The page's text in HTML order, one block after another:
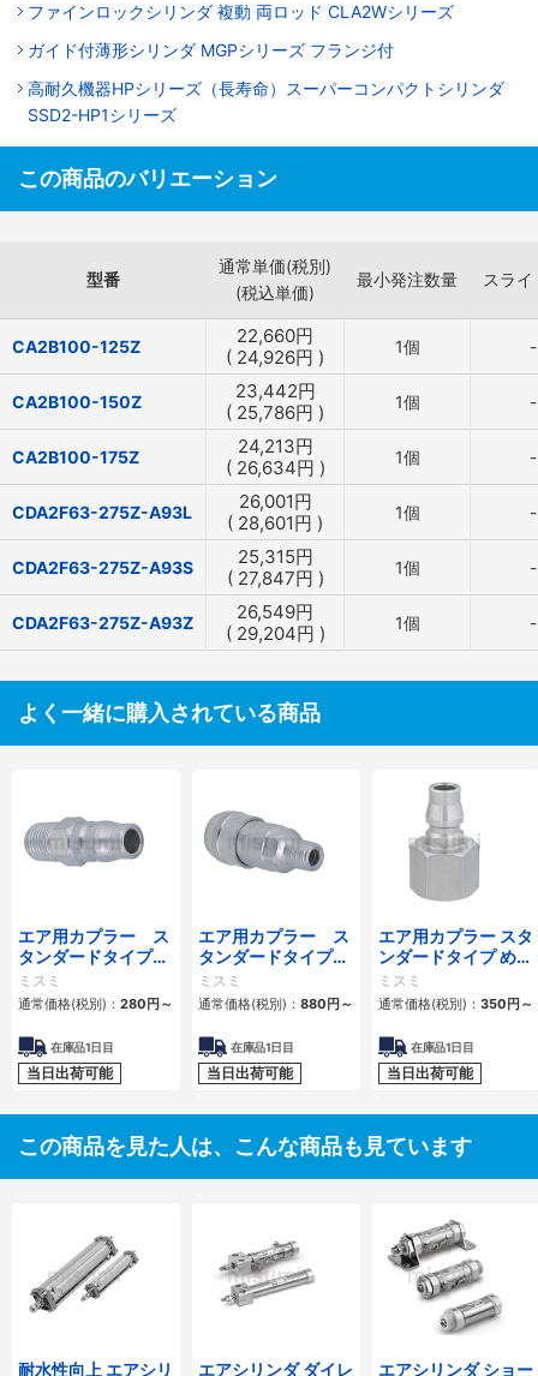
ファインロックシリンダ 複動 両ロッド CLA2Wシリーズ
ガイド付薄形シリンダ MGPシリーズ フランジ付
高耐久機器HPシリーズ（長寿命）スーパーコンパクトシリンダ
SSD2-HP1シリーズ
この商品のバリエーション
型番
通常単価(税別)
(税込単価)
最小発注数量 スラ
CA2B100-125Z 22,660円
( 24,926円 ) 1個 -
CA2B100-150Z 23,442円
( 25,786円 ) 1個 -
CA2B100-175Z 24,213円
( 26,634円 ) 1個 -
CDA2F63-275Z-A93L 26,001円
( 28,601円 ) 1個 -
CDA2F63-275Z-A93S 25,315円
( 27,847円 ) 1個 -
CDA2F63-275Z-A93Z 26,549円
( 29,204円 ) 1個 -
よく一緒に購入されている商品
エア用カプラー ス
タンダードタイプ
おねじプラグ
ミスミ
通常価格(税別)： 280 円 ～
在庫品1日目
当日出荷可能
エア用カプラー ス
タンダードタイプ
おねじソケット
ミスミ
通常価格(税別)： 880 円 ～
在庫品1日目
当日出荷可能
エア用カプラー スタ
ンダードタイプ めね
じプラグ
ミスミ
通常価格(税別)： 350 円 ～
在庫品1日目
当日出荷可能
この商品を見た人は、こんな商品も見ています
耐水性向上 エアシリ
エアシリンダ ダイレ
エアシリンダ ショー